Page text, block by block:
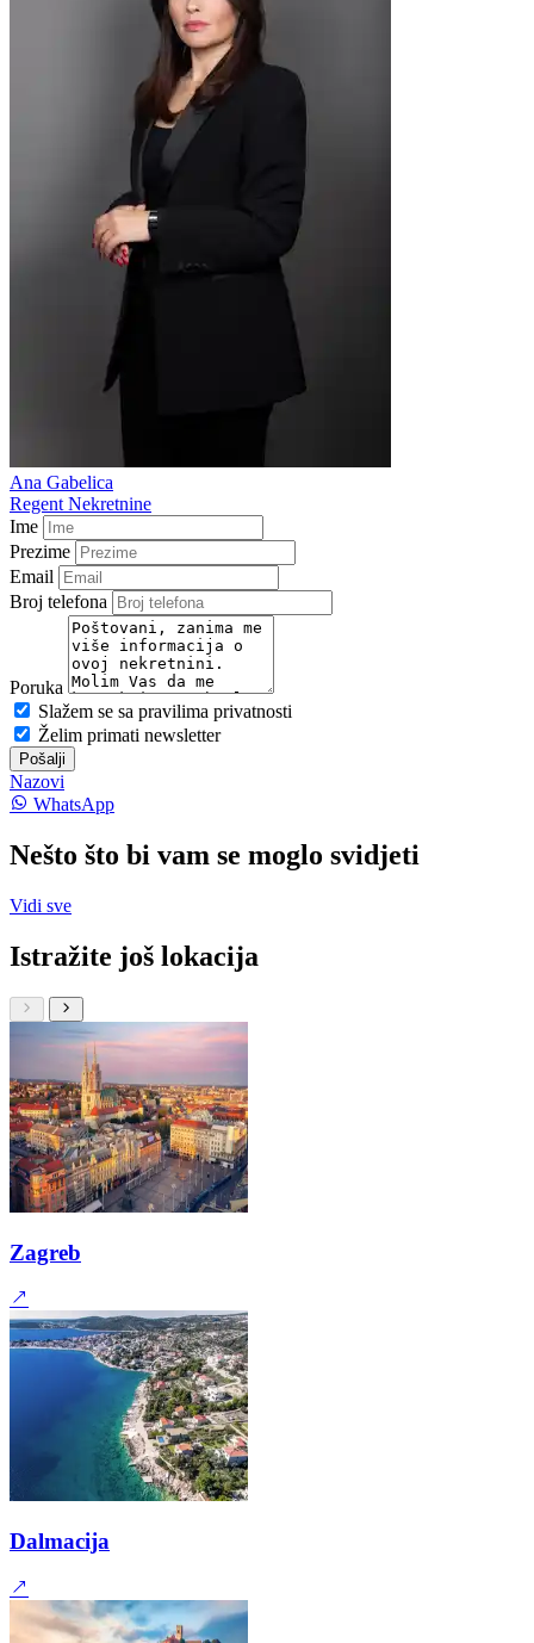
Ana Gabelica
Regent Nekretnine
Ime
Prezime
Email
Broj telefona
Poruka
Slažem se sa pravilima privatnosti
Želim primati newsletter
Pošalji
Nazovi
WhatsApp
Nešto što bi vam se moglo svidjeti
Vidi sve
Istražite još lokacija
Zagreb
Dalmacija